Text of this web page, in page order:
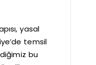
yasal
temsil
bu